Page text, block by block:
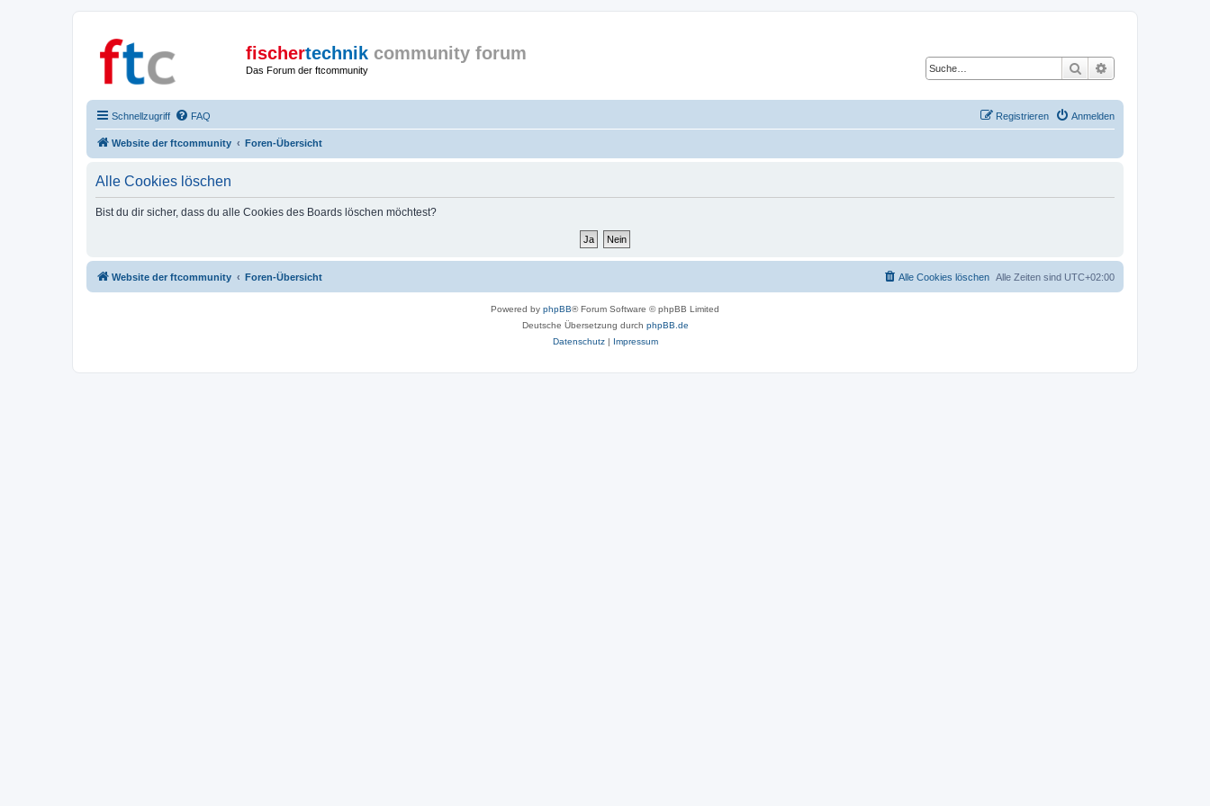
fischertechnik community forum
Das Forum der ftcommunity Suche
Schnellzugriff FAQ Anmelden
Registrieren
Website der ftcommunity Foren-Übersicht
Alle Cookies löschen
Bist du dir sicher, dass du alle Cookies des Boards löschen möchtest?
Website der ftcommunity Foren-Übersicht Alle Zeiten sind UTC+02:00
Alle Cookies löschen
Powered by phpBB® Forum Software © phpBB Limited
Deutsche Übersetzung durch phpBB.de
Datenschutz| Impressum